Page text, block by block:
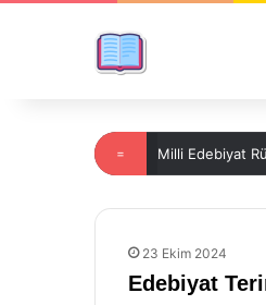
= Milli Edebiyat
23 Ekim 2024
Edebiyat